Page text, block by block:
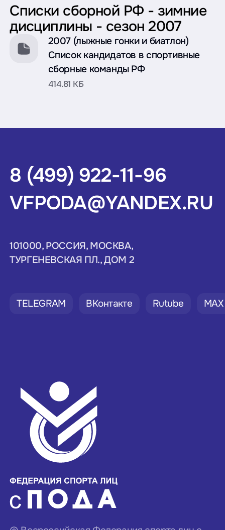
Списки сборной РФ - зимние
дисциплины - сезон 2007
2007 (лыжные гонки и биатлон)
Список кандидатов в спортивные
сборные команды РФ
414.81 КБ
8 (499) 922-11-96
VFPODA@YANDEX.RU
101000, РОССИЯ, МОСКВА,
ТУРГЕНЕВСКАЯ ПЛ., ДОМ 2
TELEGRAM ВКонтакте Rutube MAX